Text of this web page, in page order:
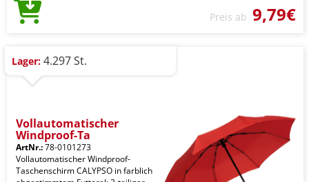
Preis ab 9,79€
Lager: 4.297 St.
Vollautomatischer
Windproof-Ta
ArtNr.:78-0101273
Vollautomatischer Windproof-
Taschenschirm CALYPSO in farblich